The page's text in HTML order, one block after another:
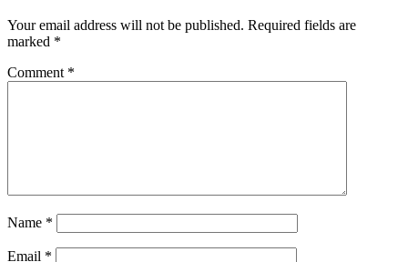
Your email address will not be published. Required fields are
marked *
Comment *
Name *
Email *